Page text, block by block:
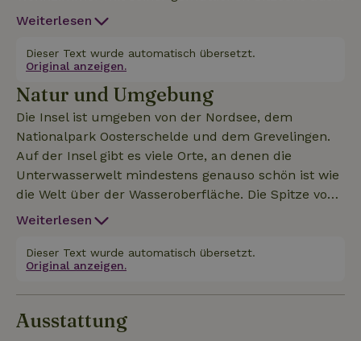
hast du durch die Flügeltüren einen schönen Blick
mit Essbereich verfügt über alles, was du zum
Kochen brauchst. Das große Schlafzimmer verfügt
über ein Doppel-Boxspringbett und einen großen
Kleiderschrank. Das kleine Schlafzimmer hat zwei
Einzelbetten und eine Kommode. Ein Badezimmer
mit WC und begehbarer Dusche rundet dieses
schöne Chalet ab. Der große Garten ist komplett
umzäunt, wodurch diese Unterkunft ideal für
Weiterlesen
Dieser Text wurde automatisch übersetzt.
Original anzeigen.
Natur und Umgebung
Die Insel ist umgeben von der Nordsee, dem
Nationalpark Oosterschelde und dem Grevelingen.
Auf der Insel gibt es viele Orte, an denen die
Unterwasserwelt mindestens genauso schön ist wie
die Welt über der Wasseroberfläche. Die Spitze von
Schouwen hat Dünengebiete, in denen Wanderer,
Kosten kommen. Vogelliebhaber sollten sich das
4400 Hektar große Plan Tureluur auf keinen Fall
entgehen lassen. Die historische Stadt Zierikzee liegt
zentral auf der Insel. Die umliegenden Dörfer und
Polder bilden das grüne Hinterland der Insel.
Weiterlesen
Dieser Text wurde automatisch übersetzt.
Original anzeigen.
Ausstattung